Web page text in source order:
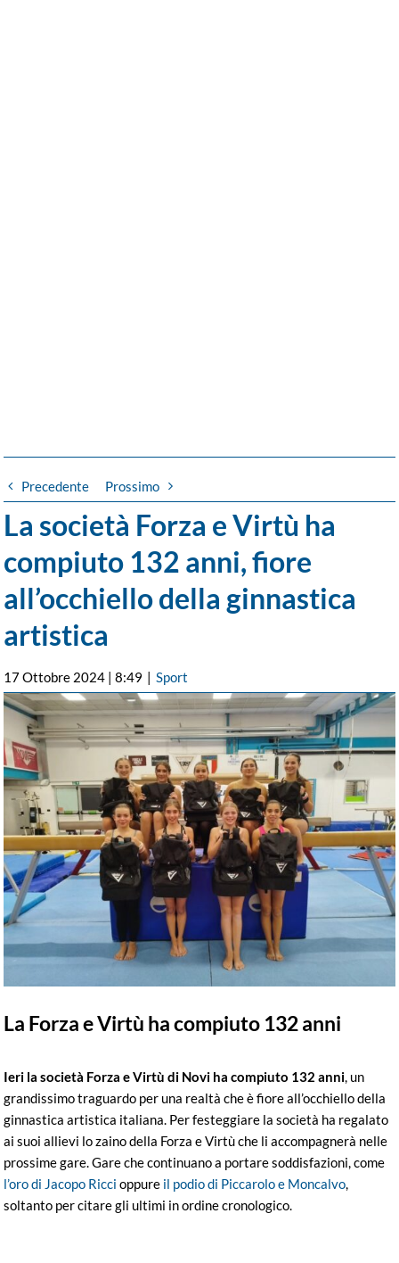
Precedente Prossimo
La società Forza e Virtù ha
compiuto 132 anni, fiore
all’occhiello della ginnastica
artistica
17 Ottobre 2024 | 8:49 | Sport
Ingrandisci
immagine
La Forza e Virtù ha compiuto 132 anni
Ieri la società Forza e Virtù di Novi ha compiuto 132 anni , un
grandissimo traguardo per una realtà che è fiore all’occhiello della
ginnastica artistica italiana. Per festeggiare la società ha regalato
ai suoi allievi lo zaino della Forza e Virtù che li accompagnerà nelle
prossime gare. Gare che continuano a portare soddisfazioni, come
l’oro di Jacopo Ricci oppure il podio di Piccarolo e Moncalvo
soltanto per citare gli ultimi in ordine cronologico.